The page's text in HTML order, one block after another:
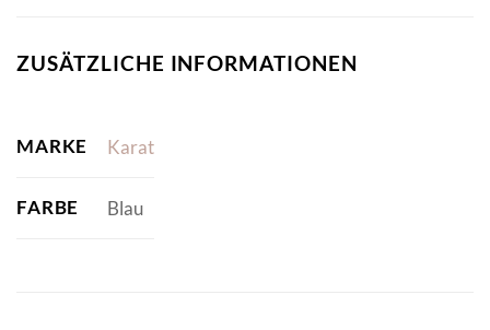
ZUSÄTZLICHE INFORMATIONEN
MARKE Karat
FARBE Blau